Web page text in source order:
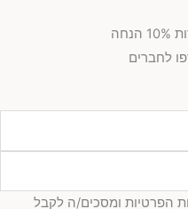
לחברים
הפרטיות ומסכים/ה לקבל